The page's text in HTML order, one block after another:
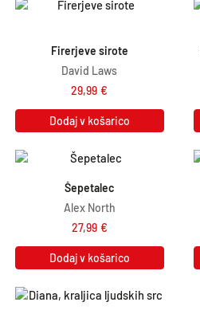
Firerjeve sirote
David Laws
29,99 €
Dodaj v košarico
Šepetalec
Alex North
27,99 €
Dodaj v košarico